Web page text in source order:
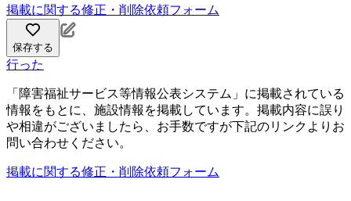
掲載に関する修正・削除依頼フォーム
保存する
行った
「障害福祉サービス等情報公表システム」に掲載されている
情報をもとに、施設情報を掲載しています。掲載内容に誤り
や相違がございましたら、お手数ですが下記のリンクよりお
問い合わせください。
掲載に関する修正・削除依頼フォーム